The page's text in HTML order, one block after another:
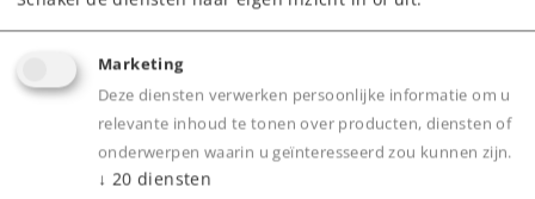
Highlights
Marketing
Deze diensten verwerken persoonlijke informatie om u
relevante inhoud te tonen over producten, diensten of
onderwerpen waarin u geïnteresseerd zou kunnen zijn.
↓ 20 diensten